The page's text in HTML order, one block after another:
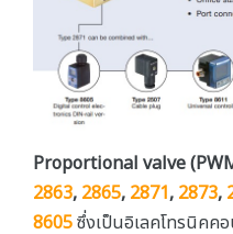
Proportional valve
2863, 2865, 2871, 2873,
8605ซึ่งเป็นอิเลคโทรนิคค